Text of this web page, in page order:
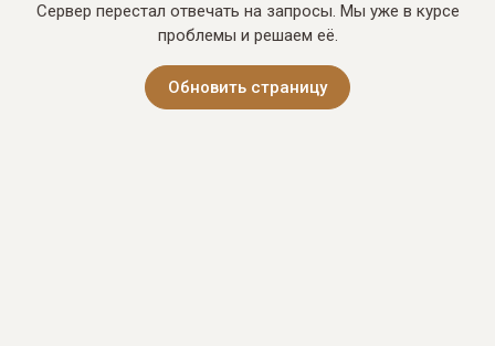
Сервер перестал отвечать на запросы. Мы уже в курсе
проблемы и решаем её.
Обновить страницу